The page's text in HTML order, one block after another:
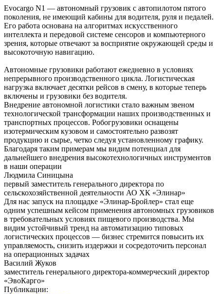
Evocargo N1 — автономный грузовик с автопилотом пятого
поколения, не имеющий кабины для водителя, руля и педалей.
Его работа основана на алгоритмах искусственного
интеллекта и передовой системе сенсоров и компьютерного
зрения, которые отвечают за восприятие окружающей среды и
высокоточную навигацию.
Автономные грузовики работают ежедневно в условиях
непрерывного производственного цикла. Логистическая
нагрузка включает десятки рейсов в смену, в которые теперь
включены и грузовики без водителя.
Внедрение автономной логистики стало важным звеном
технологической трансформации наших производственных и
транспортных процессов. Робогрузовики оснащены
изотермическим кузовом и самостоятельно развозят
продукцию и сырье, четко следуя установленному графику.
Благодаря таким примерам мы видим потенциал для
дальнейшего внедрения высокотехнологичных инструментов
в наши операции
Людмила Синицына
первый заместитель генерального директора по
сельскохозяйственной деятельности АО ХК «Элинар»
Для нас запуск на площадке «Элинар-Бройлер» стал еще
одним успешным кейсом применения автономных грузовиков
в требовательных условиях пищевого производства. Мы
видим устойчивый тренд на автоматизацию типовых
логистических процессов — бизнес стремится повысить их
управляемость, снизить издержки и сосредоточить персонал
на операционных задачах
Василий Жуков
заместитель генерального директора-коммерческий директор
«ЭвоКарго»
Публикации: